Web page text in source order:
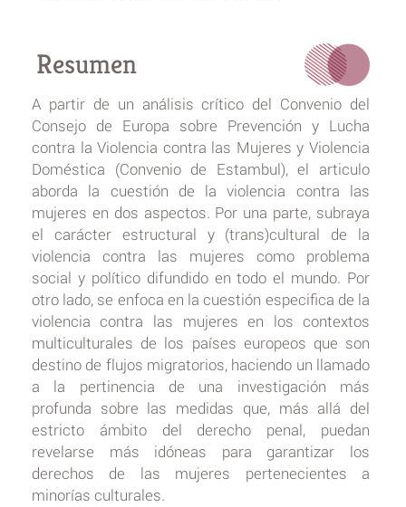
Resumen
A partir de un análisis crítico del Convenio del
Consejo de Europa sobre Prevención y Lucha
contra la Violencia contra las Mujeres y Violencia
Doméstica (Convenio de Estambul), el articulo
aborda la cuestión de la violencia contra las
mujeres en dos aspectos. Por una parte, subraya
el carácter estructural y (trans)cultural de la
violencia contra las mujeres como problema
social y político difundido en todo el mundo. Por
otro lado, se enfoca en la cuestión especifica de la
violencia contra las mujeres en los contextos
multiculturales de los países europeos que son
destino de flujos migratorios, haciendo un llamado
a la pertinencia de una investigación más
profunda sobre las medidas que, más allá del
estricto ámbito del derecho penal, puedan
revelarse más idóneas para garantizar los
derechos de las mujeres pertenecientes a
minorías culturales.